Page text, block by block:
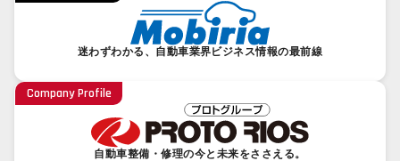
迷わずわかる、自動車業界ビジネス情報の最前線
Company Profile
自動車整備・修理の今と未来をささえる。